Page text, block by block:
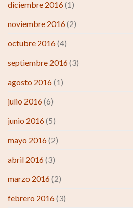
diciembre 2016(1)
noviembre 2016(2)
octubre 2016(4)
septiembre 2016(3)
agosto 2016(1)
julio 2016(6)
junio 2016(5)
mayo 2016(2)
abril 2016(3)
marzo 2016(2)
febrero 2016(3)